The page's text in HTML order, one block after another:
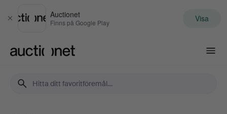
Stäng
Auctionet
Finns på Google Play Visa